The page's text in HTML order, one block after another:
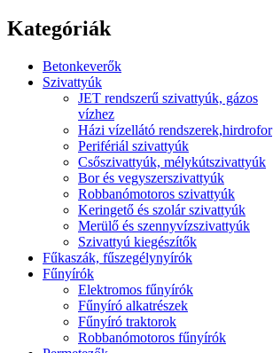
Kategóriák
Betonkeverők
Szivattyúk
JET rendszerű szivattyúk, gázos
vízhez
Házi vízellátó rendszerek,hirdrofor
Perifériál szivattyúk
Csőszivattyúk, mélykútszivattyúk
Bor és vegyszerszivattyúk
Robbanómotoros szivattyúk
Keringető és szolár szivattyúk
Merülő és szennyvízszivattyúk
Szivattyú kiegészítők
Fűkaszák, fűszegélynyírók
Fűnyírók
Elektromos fűnyírók
Fűnyíró alkatrészek
Fűnyíró traktorok
Robbanómotoros fűnyírók